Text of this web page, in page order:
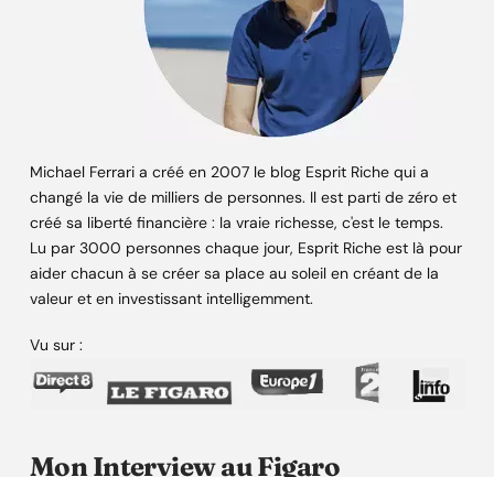
Michael Ferrari a créé en 2007 le blog Esprit Riche qui a
changé la vie de milliers de personnes. Il est parti de zéro et
créé sa liberté financière : la vraie richesse, c'est le temps.
Lu par 3000 personnes chaque jour, Esprit Riche est là pour
aider chacun à se créer sa place au soleil en créant de la
valeur et en investissant intelligemment.
Vu sur :
Mon Interview au Figaro